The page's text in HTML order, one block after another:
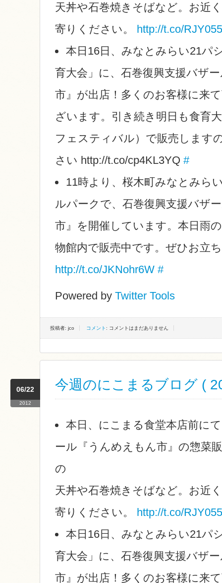
天丼や石巻焼きそばなど。お近
寄りください。 http://t.co/
本日16日、みなとみらい21パ
育大会」に、石巻復興支援バザ
市』が出店！多くのお客様に来
ざいます。引き続き明日も食育
フェスティバル）で販売します
さい http://t.co/cp4KL3YQ #
11時より、桜木町みなとみら
ルパークで、石巻復興支援バザ
市』を開催しています。本日雨
物館内で販売中です。ぜひお立
http://t.co/JKNohr6W #
Powered by Twitter Tools
投稿者: jco コメント : コメントはまだありません
今週のにこまるブログ (
06/22
2012
本日、にこまる食堂本店前に
ール『うんめえもん市』の惣菜
の
天丼や石巻焼きそばなど。お近
寄りください。
http://t.co/
本日16日、みなとみらい21パ
育大会」に、石巻復興支援バザ
市』が出店！多くのお客様に来